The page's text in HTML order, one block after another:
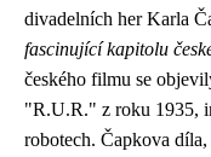
divadelních her Karla
fascinující kapitolu
českého filmu se
"R.U.R." z roku 1935,
robotech. Čapkova